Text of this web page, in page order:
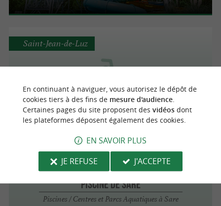
Piscines / Centres et Parcs Aquatiques à
Saint-Jean-de-Luz
Saint-Jean-de-Luz
PISCINE DE SARE
Piscines / Centres et Parcs Aquatiques à Sare
En continuant à naviguer, vous autorisez le dépôt de
cookies tiers à des fins de mesure d'audience.
Certaines pages du site proposent des vidéosdont
les plateformes déposent également des cookies.
EN SAVOIR PLUS
JE REFUSE
J'ACCEPTE